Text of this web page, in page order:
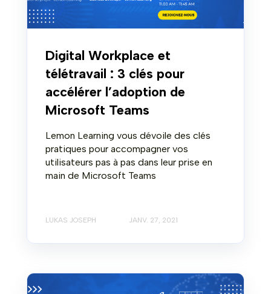
Digital Workplace et
télétravail : 3 clés pour
accélérer l’adoption de
Microsoft Teams
Lemon Learning vous dévoile des clés
pratiques pour accompagner vos
utilisateurs pas à pas dans leur prise en
main de Microsoft Teams
LUKAS JOSEPH JANV. 27, 2021